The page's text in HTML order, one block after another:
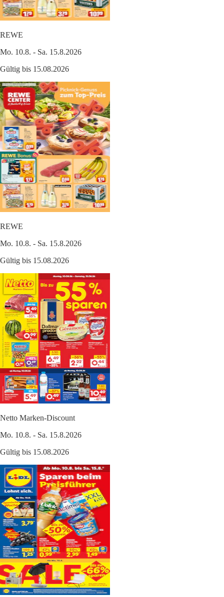
REWE
Mo. 10.8. - Sa. 15.8.2026
Gültig bis 15.08.2026
REWE
Mo. 10.8. - Sa. 15.8.2026
Gültig bis 15.08.2026
Netto Marken-Discount
Mo. 10.8. - Sa. 15.8.2026
Gültig bis 15.08.2026